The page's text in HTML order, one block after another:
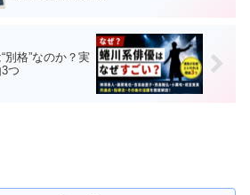
別格”なのか？実
つ